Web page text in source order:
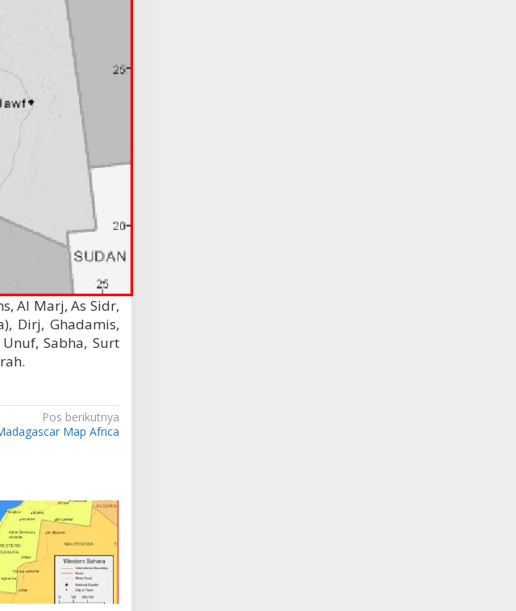
Al Marj, As Sidr,
Dirj, Ghadamis,
Sabha, Surt
Pos berikutnya
Map Africa